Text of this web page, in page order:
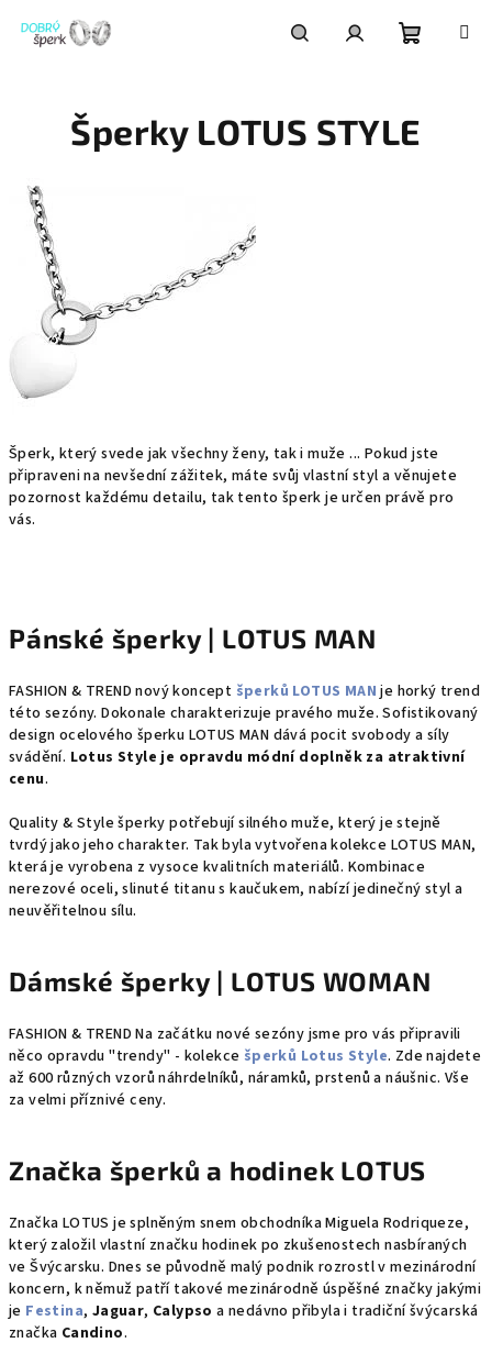
obsah
košík
Šperky LOTUS STYLE
Šperk, který svede jak všechny ženy, tak i muže ... Pokud jste
připraveni na nevšední zážitek, máte svůj vlastní styl a věnujete
pozornost každému detailu, tak tento šperk je určen právě pro
vás.
Pánské šperky | LOTUS MAN
FASHION & TREND nový koncept šperků LOTUS MAN je horký trend
této sezóny. Dokonale charakterizuje pravého muže. Sofistikovaný
design ocelového šperku LOTUS MAN dává pocit svobody a síly
svádění. Lotus Style je opravdu módní doplněk za atraktivní
cenu.
Quality & Style šperky potřebují silného muže, který je stejně
tvrdý jako jeho charakter. Tak byla vytvořena kolekce LOTUS MAN,
která je vyrobena z vysoce kvalitních materiálů. Kombinace
nerezové oceli, slinuté titanu s kaučukem, nabízí jedinečný styl a
neuvěřitelnou sílu.
Dámské šperky | LOTUS WOMAN
FASHION & TREND Na začátku nové sezóny jsme pro vás připravili
něco opravdu "trendy" - kolekce šperků Lotus Style. Zde najdete
až 600 různých vzorů náhrdelníků, náramků, prstenů a náušnic. Vše
za velmi příznivé ceny.
Značka šperků a hodinek LOTUS
Značka LOTUS je splněným snem obchodníka Miguela Rodriqueze,
který založil vlastní značku hodinek po zkušenostech nasbíraných
ve Švýcarsku. Dnes se původně malý podnik rozrostl v mezinárodní
koncern, k němuž patří takové mezinárodně úspěšné značky jakými
je Festina, Jaguar, Calypso a nedávno přibyla i tradiční švýcarská
značka Candino.